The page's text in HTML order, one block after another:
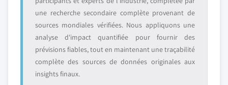
une recherche secondaire complète provenant de
sources mondiales vérifiées. Nous appliquons une
analyse d'impact quantifiée pour fournir des
prévisions fiables, tout en maintenant une traçabilité
complète des sources de données originales aux
insights finaux.